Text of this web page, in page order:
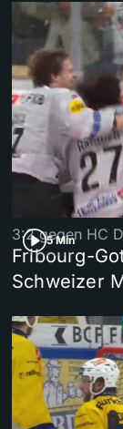
5 Min
3:2 gegen HC
Fribourg-
Schweizer